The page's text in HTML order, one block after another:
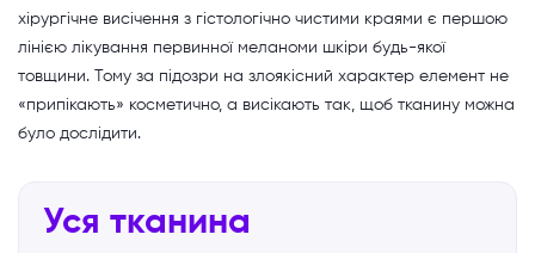
хірургічне висічення з гістологічно чистими краями є першою
лінією лікування первинної меланоми шкіри будь-якої
товщини. Тому за підозри на злоякісний характер елемент не
«припікають» косметично, а висікають так, щоб тканину можна
було дослідити.
Уся тканина